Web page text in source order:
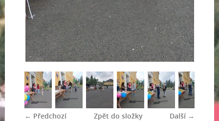
← Předchozí Další →
Zpět do složky